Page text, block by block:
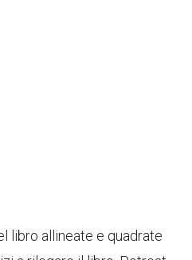
libro allineate e quadrate